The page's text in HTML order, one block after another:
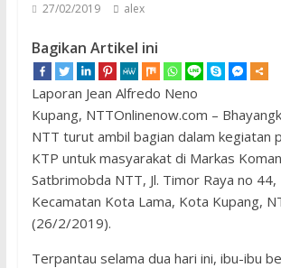
27/02/2019 alex
Bagikan Artikel ini
Laporan Jean Alfredo Neno
Kupang, NTTOnlinenow.com –
NTT turut ambil bagian dalam kegiatan
KTP untuk masyarakat di Markas
Satbrimobda NTT, Jl. Timor Raya no 44,
Kecamatan Kota Lama, Kota Kupang,
(26/2/2019).
Terpantau selama dua hari ini, ibu-ibu